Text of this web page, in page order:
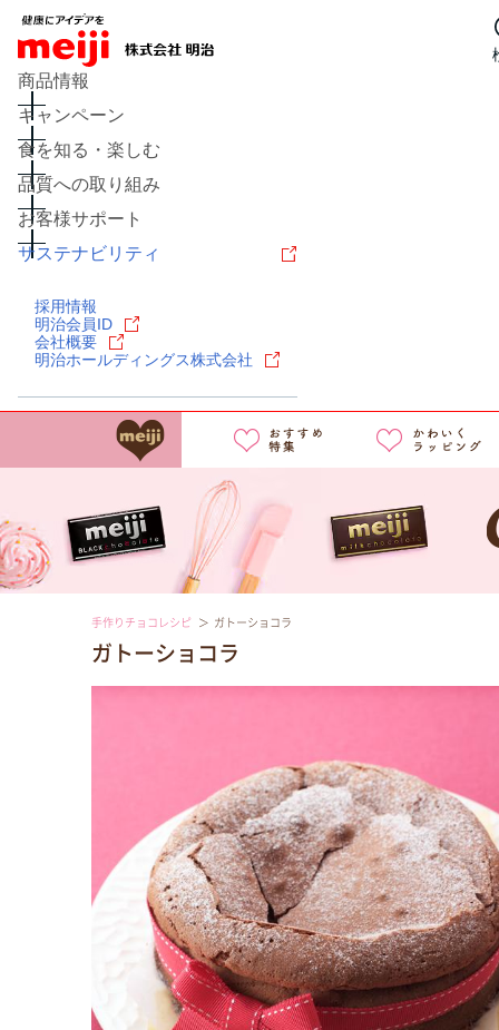
商品情報
キャンペーン
食を知る・楽しむ
品質への取り組み
お客様サポート
サステナビリティ
採用情報
明治会員ID
会社概要
明治ホールディングス株式会社
手作りチョコレシピ ガトーショコラ
ガトーショコラ